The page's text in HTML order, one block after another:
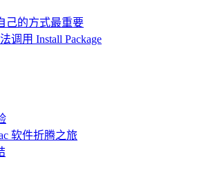
己的方式最重要
调用 Install Package
软件折腾之旅